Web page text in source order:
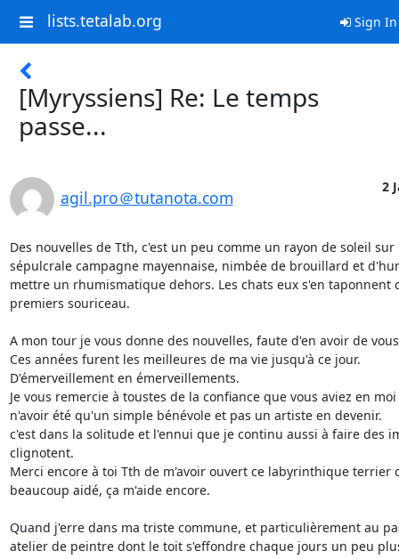
lists.tetalab.org Sign In
[Myryssiens] Re: Le temps
passe...
agil.pro＠tutanota.com
2
Des nouvelles de Tth, c'est un peu comme un rayon de soleil
sépulcrale campagne mayennaise, nimbée de brouillard et
mettre un rhumismatique dehors. Les chats eux s'en taponnent
premiers souriceau.
A mon tour je vous donne des nouvelles, faute d'en avoir de
Ces années furent les meilleures de ma vie jusqu'à ce jour.
D'émerveillement en émerveillements.
Je vous remercie à toustes de la confiance que vous aviez en
n'avoir été qu'un simple bénévole et pas un artiste en devenir.
c'est dans la solitude et l'ennui que je continu aussi à faire des
clignotent.
Merci encore à toi Tth de m'avoir ouvert ce labyrinthique terrier
beaucoup aidé, ça m'aide encore.
Quand j'erre dans ma triste commune, et particulièrement au
atelier de peintre dont le toit s'effondre chaque jours un peu